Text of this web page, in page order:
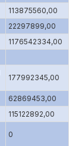
113875560,00
22297899,00
1176542334,00
177992345,00
62869453,00
115122892,00
0